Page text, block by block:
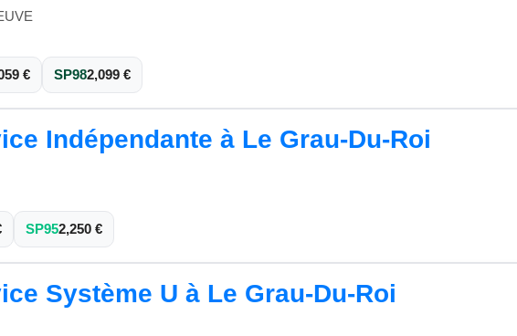
€ SP982,099 €
Indépendante à Le Grau-Du-Roi
SP952,250 €
Système U à Le Grau-Du-Roi